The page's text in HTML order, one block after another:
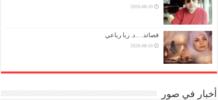
2026-08-10
قصائد….د. ربا رباعي
2026-08-10
أخبار في صور